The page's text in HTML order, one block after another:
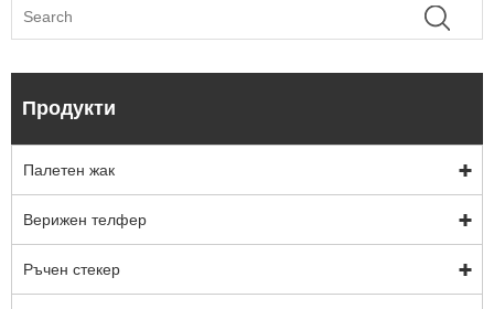
Продукти
Палетен жак
Верижен телфер
Ръчен стекер